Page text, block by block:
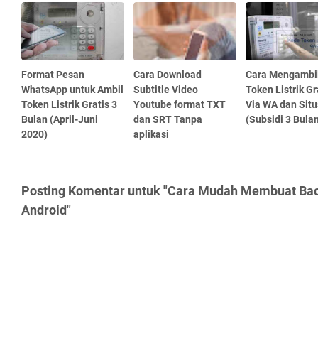
Format Pesan
WhatsApp untuk Ambil
Token Listrik Gratis 3
Bulan (April-Juni
2020)
Cara Download
Subtitle Video
Youtube format TXT
dan SRT Tanpa
aplikasi
Cara
Token Listrik
Via WA dan
(Subsidi 3
Posting Komentar untuk "Cara Mudah Membuat
Android"